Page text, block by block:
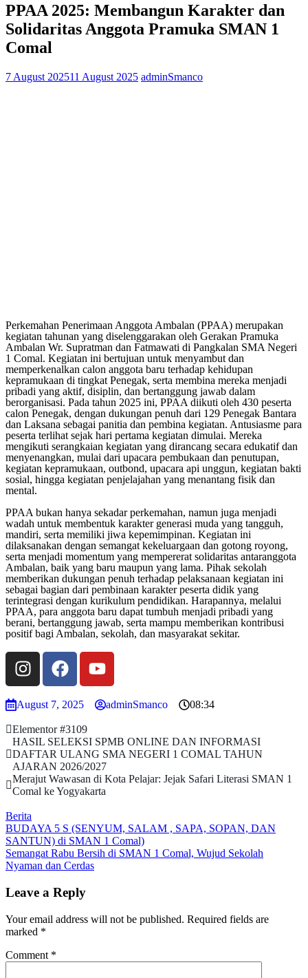
PPAA 2025: Membangun Karakter dan
Solidaritas Anggota Pramuka SMAN 1
Comal
7 August 202511 August 2025 adminSmanco
Perkemahan Penerimaan Anggota Ambalan (PPAA) merupakan
kegiatan tahunan yang diselenggarakan oleh Gerakan Pramuka
Ambalan Wr. Supratman dan Fatmawati di Pangkalan SMA Negeri
1 Comal. Kegiatan ini bertujuan untuk menyambut dan
memperkenalkan calon anggota baru terhadap kehidupan
kepramukaan di tingkat Penegak, serta membina mereka menjadi
pribadi yang aktif, disiplin, dan bertanggung jawab dalam
berorganisasi. Pada tahun 2025 ini, PPAA diikuti oleh 430 peserta
calon Penegak, dengan dukungan penuh dari 129 Penegak Bantara
dan Laksana sebagai panitia dan pembina kegiatan. Antusiasme para
peserta terlihat sejak hari pertama kegiatan dimulai. Mereka
mengikuti serangkaian kegiatan yang dirancang secara edukatif dan
menyenangkan, mulai dari upacara pembukaan dan penutupan,
kegiatan kepramukaan, outbond, upacara api unggun, kegiatan bakti
sosial, hingga kegiatan penjelajahan yang menantang fisik dan
mental.
PPAA bukan hanya sekadar perkemahan, namun juga menjadi
wadah untuk membentuk karakter generasi muda yang tangguh,
mandiri, serta memiliki jiwa kepemimpinan. Kegiatan ini
dilaksanakan dengan semangat kekeluargaan dan gotong royong,
serta menjadi momentum yang mempererat solidaritas antaranggota
Ambalan, baik yang baru maupun yang lama. Pihak sekolah
memberikan dukungan penuh terhadap pelaksanaan kegiatan ini
sebagai bagian dari pembinaan karakter peserta didik yang
terintegrasi dengan kurikulum pendidikan. Harapannya, melalui
PPAA, para anggota baru dapat tumbuh menjadi pribadi yang
berani, bertanggung jawab, serta mampu memberikan kontribusi
positif bagi Ambalan, sekolah, dan masyarakat sekitar.
August 7, 2025 adminSmanco 08:34
Elementor #3109
HASIL SELEKSI SPMB ONLINE DAN INFORMASI
DAFTAR ULANG SMA NEGERI 1 COMAL TAHUN
AJARAN 2026/2027
Merajut Wawasan di Kota Pelajar: Jejak Safari Literasi SMAN 1
Comal ke Yogyakarta​
Berita
BUDAYA 5 S (SENYUM, SALAM , SAPA, SOPAN, DAN
SANTUN) di SMAN 1 Comal)
Semangat Rabu Bersih di SMAN 1 Comal, Wujud Sekolah
Nyaman dan Cerdas
Leave a Reply
Your email address will not be published. Required fields are
marked *
Comment *